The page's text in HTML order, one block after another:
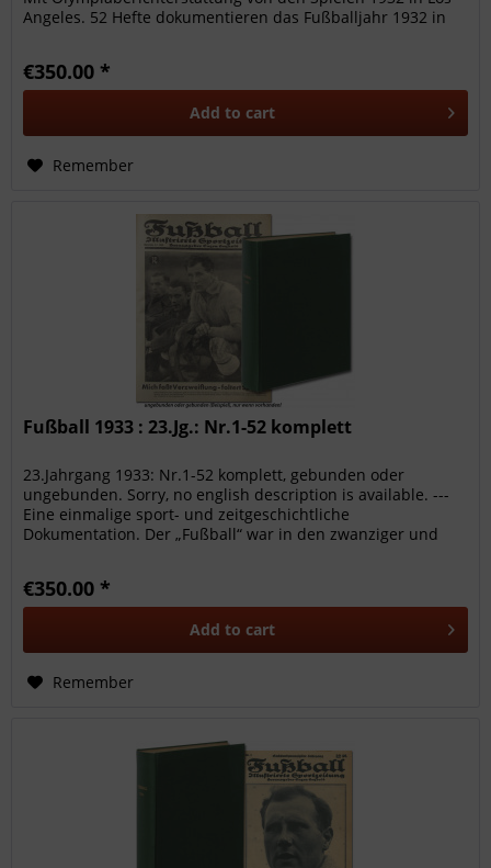
Angeles. 52 Hefte dokumentieren das Fußballjahr 1932 in
€350.00 *
Add to cart
Remember
Fußball 1933 : 23.Jg.: Nr.1-52 komplett
23.Jahrgang 1933: Nr.1-52 komplett, gebunden oder
ungebunden. Sorry, no english description is available. ---
Eine einmalige sport- und zeitgeschichtliche
Dokumentation. Der „Fußball“ war in den zwanziger und
€350.00 *
Add to cart
Remember